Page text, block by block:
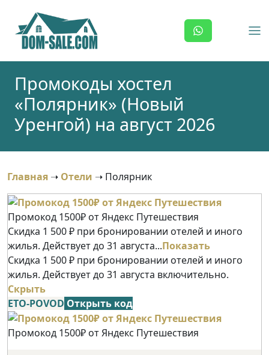
content
Промокоды хостел
«Полярник» (Новый
Уренгой) на август 2026
Главная ➝ Отели ➝ Полярник
Промокод 1500₽ от Яндекс Путешествия
Скидка 1 500 ₽ при бронировании отелей и иного
жилья. Действует до 31 августа...Показать
Скидка 1 500 ₽ при бронировании отелей и иного
жилья. Действует до 31 августа включительно.
Скрыть
ETO-POVOD Открыть код
Промокод 1500₽ от Яндекс Путешествия